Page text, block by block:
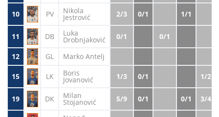
10 PV Nikola
Jestrović 2/3 0/1 1/1
11 DB Luka
Drobnjaković 0/1 0/1
12 GL Marko Antelj
15 LK Boris
Jovanović 1/3 0/1 1/2
19 DK Milan
Stojanović 5/9 0/1 0/1 3/4